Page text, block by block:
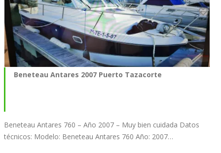
Beneteau Antares 2007 Puerto Tazacorte
Beneteau Antares 760 – Año 2007 – Muy bien cuidada Datos
técnicos: Modelo: Beneteau Antares 760 Año: 2007…